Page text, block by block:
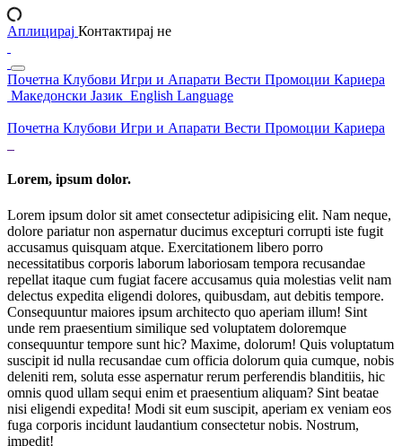
Аплицирај Контактирај не
Почетна Клубови Игри и Апарати Вести Промоции Кариера
Македонски Јазик English Language
Почетна Клубови Игри и Апарати Вести Промоции Кариера
Lorem, ipsum dolor.
Lorem ipsum dolor sit amet consectetur adipisicing elit. Nam neque,
dolore pariatur non aspernatur ducimus excepturi corrupti iste fugit
accusamus quisquam atque. Exercitationem libero porro
necessitatibus corporis laborum laboriosam tempora recusandae
repellat itaque cum fugiat facere accusamus quia molestias velit nam
delectus expedita eligendi dolores, quibusdam, aut debitis tempore.
Consequuntur maiores ipsum architecto quo aperiam illum! Sint
unde rem praesentium similique sed voluptatem doloremque
consequuntur tempore sunt hic? Maxime, dolorum! Quis voluptatum
suscipit id nulla recusandae cum officia dolorum quia cumque, nobis
deleniti rem, soluta esse aspernatur rerum perferendis blanditiis, hic
omnis quod ullam sequi enim et praesentium aliquam? Sint beatae
nisi eligendi expedita! Modi sit eum suscipit, aperiam ex veniam eos
fuga corporis incidunt laudantium consectetur nobis. Nostrum,
impedit!